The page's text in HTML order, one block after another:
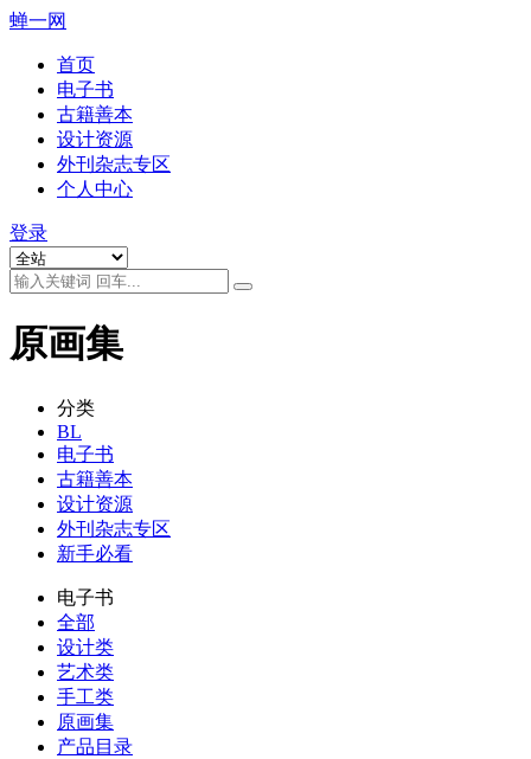
蝉一网
首页
电子书
古籍善本
设计资源
外刊杂志专区
个人中心
登录
原画集
分类
BL
电子书
古籍善本
设计资源
外刊杂志专区
新手必看
电子书
全部
设计类
艺术类
手工类
原画集
产品目录